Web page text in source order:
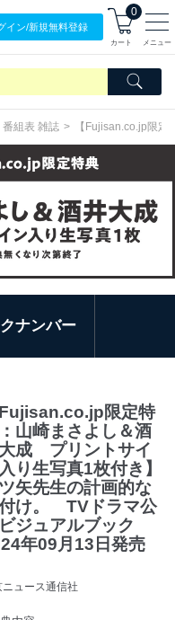
イン/新規無料登録
0
カート メニュー
組表 雑誌 【Fujisan.co.jp限
ナンバー
Fujisan.co.jp限定特
山崎まさよし＆酒
成 プリントサイ
り生写真1枚付き】
矢先生の計画的な
け。 TVドラマ公
ジュアルブック
年09月13日発売
ニュース通信社